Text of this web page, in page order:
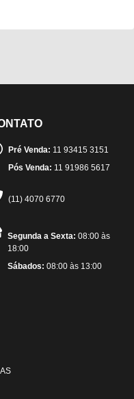
Pré Venda: 11 93415 3151
Pós Venda: 11 91986 5617
(11) 4070 6770
Segunda a Sexta: 08:00 às
18:00
Sábados: 08:00 às 13:00